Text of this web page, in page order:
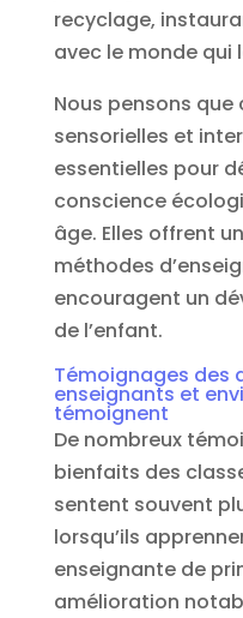
recyclage,
avec le monde qui
Nous pensons que
sensorielles et
essentielles pour
conscience
âge. Elles offrent
méthodes
encouragent un
de l’enfant.
Témoignages des
enseignants et
témoignent
De nombreux
bienfaits des
sentent souvent
lorsqu’ils
enseignante de
amélioration